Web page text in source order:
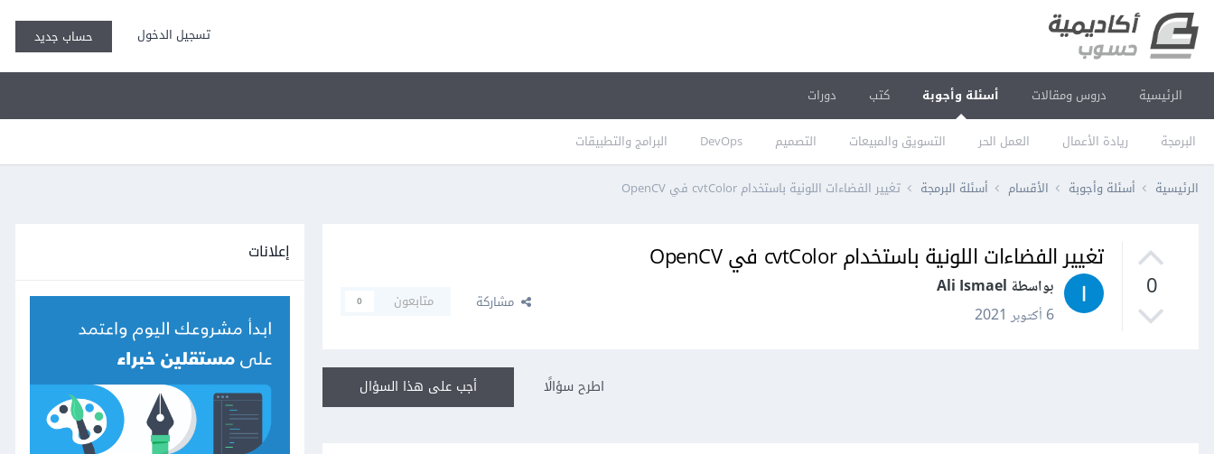
تسجيل الدخول حساب جديد
الرئيسية دروس ومقالات أسئلة وأجوبة
البرمجة ريادة الأعمال العمل الحر التسويق والمبيعات التصميم DevOps البرامج والتطبيقات
كتب دورات
الرئيسية أسئلة وأجوبة الأقسام أسئلة البرمجة تغيير الفضاءات اللونية باستخدام cvtColor في OpenCV
0
تغيير الفضاءات اللونية باستخدام cvtColor في OpenCV
بواسطة Ali Ismael
6 أكتوبر 2021
مشاركة متابعون 0
أجب على هذا السؤال اطرح سؤالًا
إعلانات